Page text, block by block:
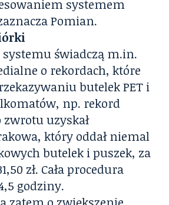
systemem
Pomian.
systemu świadczą m.in.
o rekordach, które
butelek PET i
np. rekord
uzyskał
który oddał niemal
butelek i puszek, za
zł. Cała procedura
godziny.